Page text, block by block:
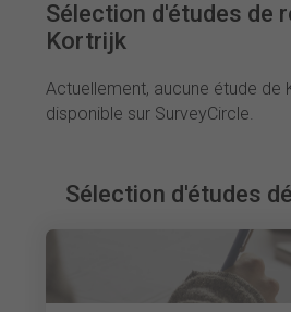
Sélection d'études de
Kortrijk
Actuellement, aucune étude de
disponible sur SurveyCircle.
Sélection d'études